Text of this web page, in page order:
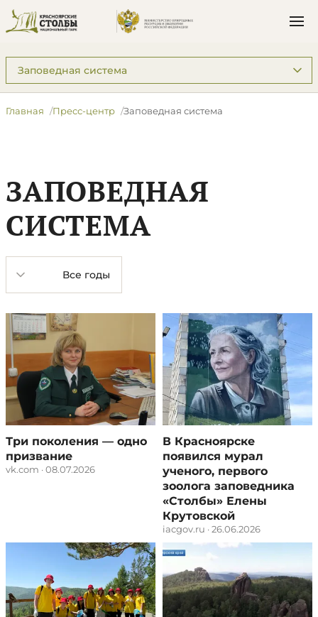
Подразделы: Пресс-центр
Главная Пресс-центр Заповедная система
ЗАПОВЕДНАЯ
СИСТЕМА
Год
Три поколения — одно
призвание
vk.com · 08.07.2026
В Красноярске
появился мурал
ученого, первого
зоолога заповедника
«Столбы» Елены
Крутовской
iacgov.ru · 26.06.2026